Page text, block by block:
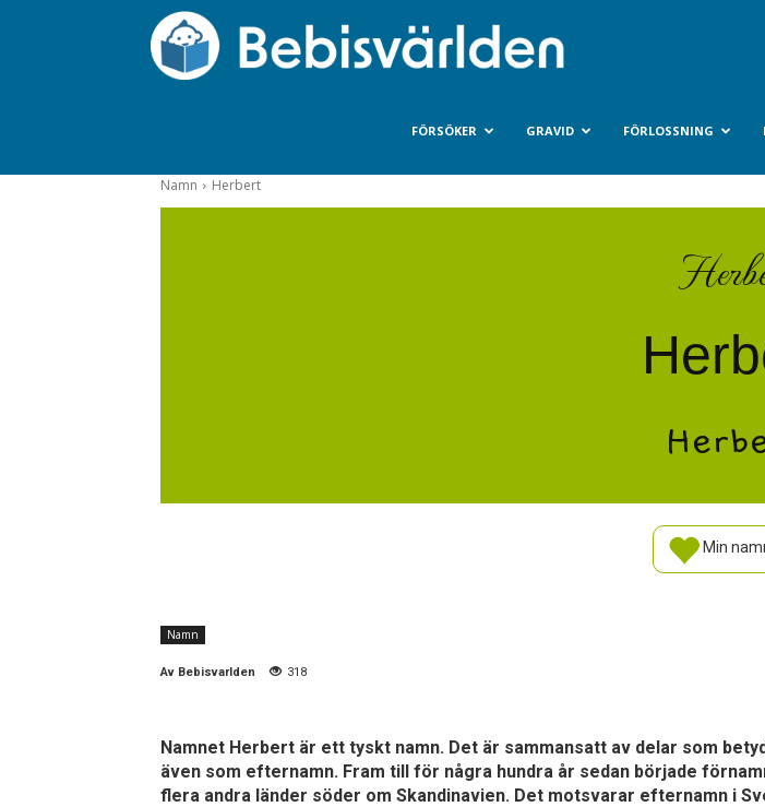
FÖRSÖKER GRAVID FÖRLOSSNING
Namn Herbert
Min
Namn
Av Bebisvarlden 318
Namnet Herbert är ett tyskt namn. Det är sammansatt av delar som
även som efternamn. Fram till för några hundra år sedan började
flera andra länder söder om Skandinavien. Det motsvarar efternamn i